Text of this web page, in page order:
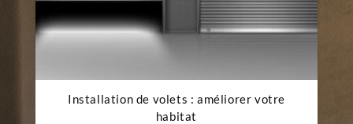
Installation de volets : améliorer votre
habitat